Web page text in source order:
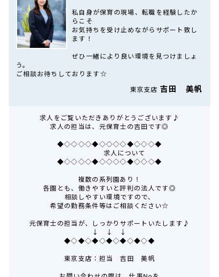
私自身が保育の現場、転職を経験したか
らこそ
お気持ちを受け止めながらサポート致し
ます！
ぜひ一緒により良い環境を見つけましょ
う。
ご相談お待ちしております☆
東京支店 吉田 美帆
求人をご覧いただきありがとうございます♪
求人の担当は、元保育士の吉田です◎
◆◇◇◇◇◆◇◇◇◇◆◇◇◇◆
求人について
◆◇◇◇◇◆◇◇◇◇◆◇◇◇◆
複数の系列園あり！
各園とも、働きやすいと評判の法人です◎
相談しやすい環境ですので、
希望の勤務条件等はご相談ください☆
元保育士の担当が、しっかりサポートいたします♪
↓ ↓ ↓
◆◇◆◇◆◇◆◇◆◇◆◇◆
東京支店：担当 吉田 美帆